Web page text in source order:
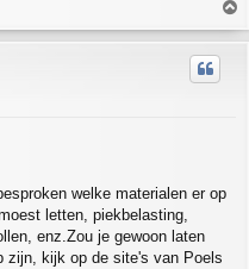
o
p
welke materialen er op
letten, piekbelasting,
enz.Zou je gewoon laten
zijn, kijk op de site's van Poels